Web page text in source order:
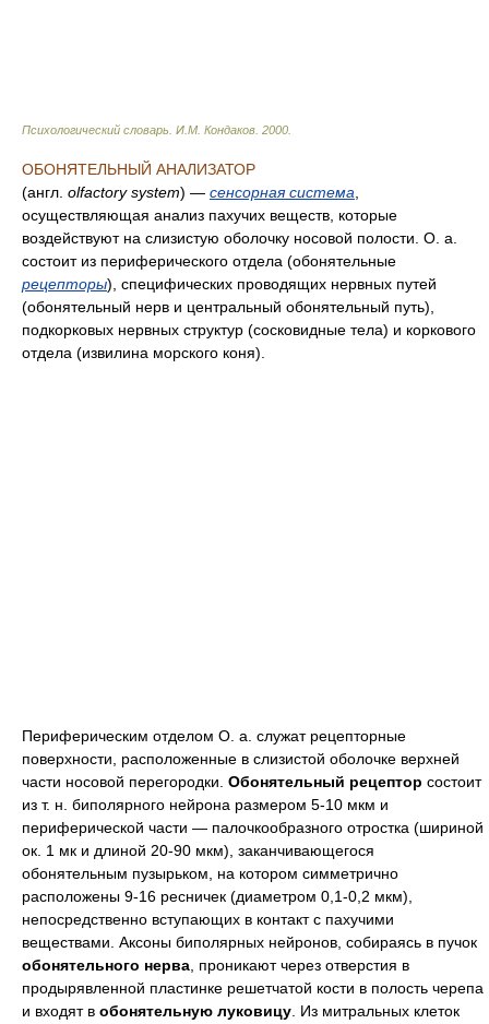
Психологический словарь И.М. Кондаков 2000
ОБОНЯТЕЛЬНЫЙ АНАЛИЗАТОР
(англ. olfactory system) — сенсорная система
осуществляющая анализ пахучих веществ, которые
воздействуют на слизистую оболочку носовой полости. О. а.
состоит из периферического отдела (обонятельные
рецепторы), специфических проводящих нервных путей
(обонятельный нерв и центральный обонятельный путь),
подкорковых нервных структур (сосковидные тела) и коркового
отдела (извилина морского коня).
Периферическим отделом О. а. служат рецепторные
поверхности, расположенные в слизистой оболочке верхней
части носовой перегородки. Обонятельный рецептор состоит
из т. н. биполярного нейрона размером 5-10 мкм и
периферической части — палочкообразного отростка (шириной
ок. 1 мк и длиной 20-90 мкм), заканчивающегося
обонятельным пузырьком, на котором симметрично
расположены 9-16 ресничек (диаметром 0,1-0,2 мкм),
непосредственно вступающих в контакт с пахучими
веществами. Аксоны биполярных нейронов, собираясь в пучок
обонятельного нерва , проникают через отверстия в
продырявленной пластинке решетчатой кости в полость черепа
и входят в обонятельную луковицу . Из митральных клеток